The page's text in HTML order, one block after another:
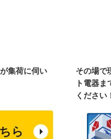
集荷に伺い
ら
その場で
ト電器ま
ください